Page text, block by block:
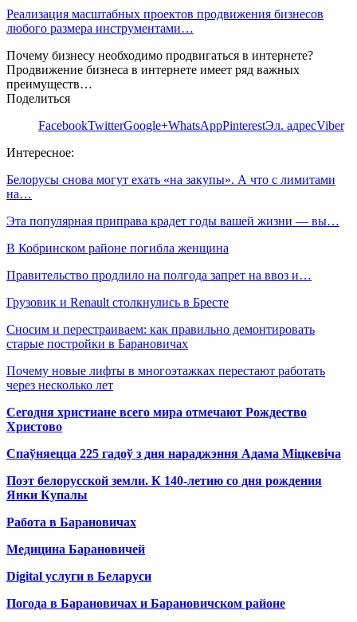
Реализация масштабных проектов продвижения бизнесов
любого размера инструментами…
Почему бизнесу необходимо продвигаться в интернете?
Продвижение бизнеса в интернете имеет ряд важных
преимуществ…
Поделиться
FacebookTwitterGoogle+WhatsAppPinterestЭл. адресViber
Интересное:
Белорусы снова могут ехать «на закупы». А что с лимитами
на…
Эта популярная приправа крадет годы вашей жизни — вы…
В Кобринском районе погибла женщина
Правительство продлило на полгода запрет на ввоз и…
Грузовик и Renault столкнулись в Бресте
Сносим и перестраиваем: как правильно демонтировать
старые постройки в Барановичах
Почему новые лифты в многоэтажках перестают работать
через несколько лет
Сегодня христиане всего мира отмечают Рождество
Христово
Спаўняецца 225 гадоў з дня нараджэння Адама Міцкевіча
Поэт белорусской земли. К 140-летию со дня рождения
Янки Купалы
Работа в Барановичах
Медицина Барановичей
Digital услуги в Беларуси
Погода в Барановичах и Барановичском районе